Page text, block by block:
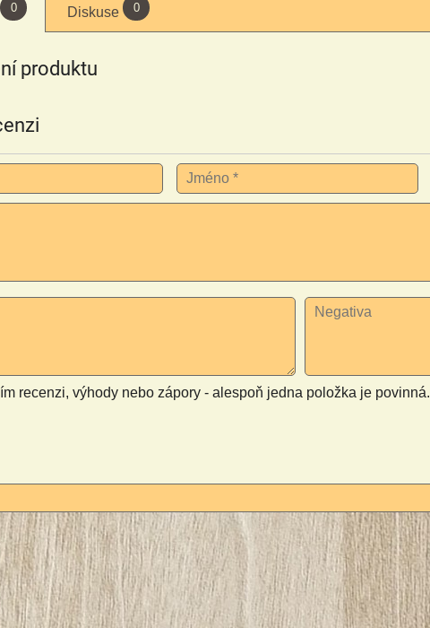
0 Diskuse 0
produktu
recenzi, výhody nebo zápory - alespoň jedna položka je povinná.